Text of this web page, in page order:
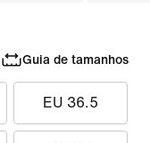
Guia de tamanhos
EU 36.5